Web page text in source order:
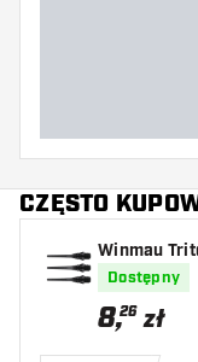
CZĘSTO
Winmau
Dostępny
8,26 zł